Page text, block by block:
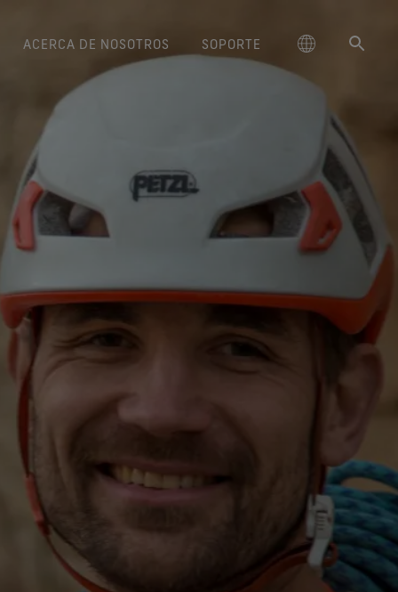
GORE‑TEX® Lifestyle Arc'teryx
Burton
Mammut
Norrøna
Calzado GORE‑TEX®
Confort y protección de
confianza.
GORE‑TEX Invisible Fit
gustan. Impermeabilidad
garantizada.
Calzado GORE‑TEX®
de transpirablidad 360º
para los pies.
todas las tecnologías de
Guantes GORE‑TEX®
Confort y protección de
confianza.
Guantes WINDSTOPPER® Stretch
by GORE‑TEX LABS®
Buen ajuste. Mejor control.
Diseñados para no sacártelos
nunca.
Guantes WINDSTOPPER® by
guantes
Rendimiento responsable
de forma responsable
la innovación basada en
Productos duraderos
basada en la ciencia
Nuestro compromiso
La Durabilidad y el Valor de lo
Duradero
Descubre la importancia creciente
de la durabilidad en el sector
outdoor. Nuestro libro blanco ya
está aquí.
ACERCA DE NOSOTROS
Freeride World Tour
Serie Breaking Trails
Embajadores de marca
SOPORTE
Instrucciones de cuidado
repelente al agua
Contacto
Garantía y devolución
Preguntas frecuentes
Kingdom
대한민국
大中華區–台灣/香港
Australia / New Zealand